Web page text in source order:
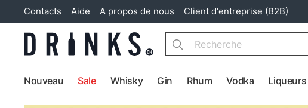
Contacts Aide A propos de nous Client d'entreprise (B2B)
Search
Nouveau Sale Whisky Gin Rhum Vodka Liqueurs